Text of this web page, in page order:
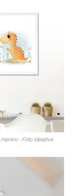
-Foto ideiative